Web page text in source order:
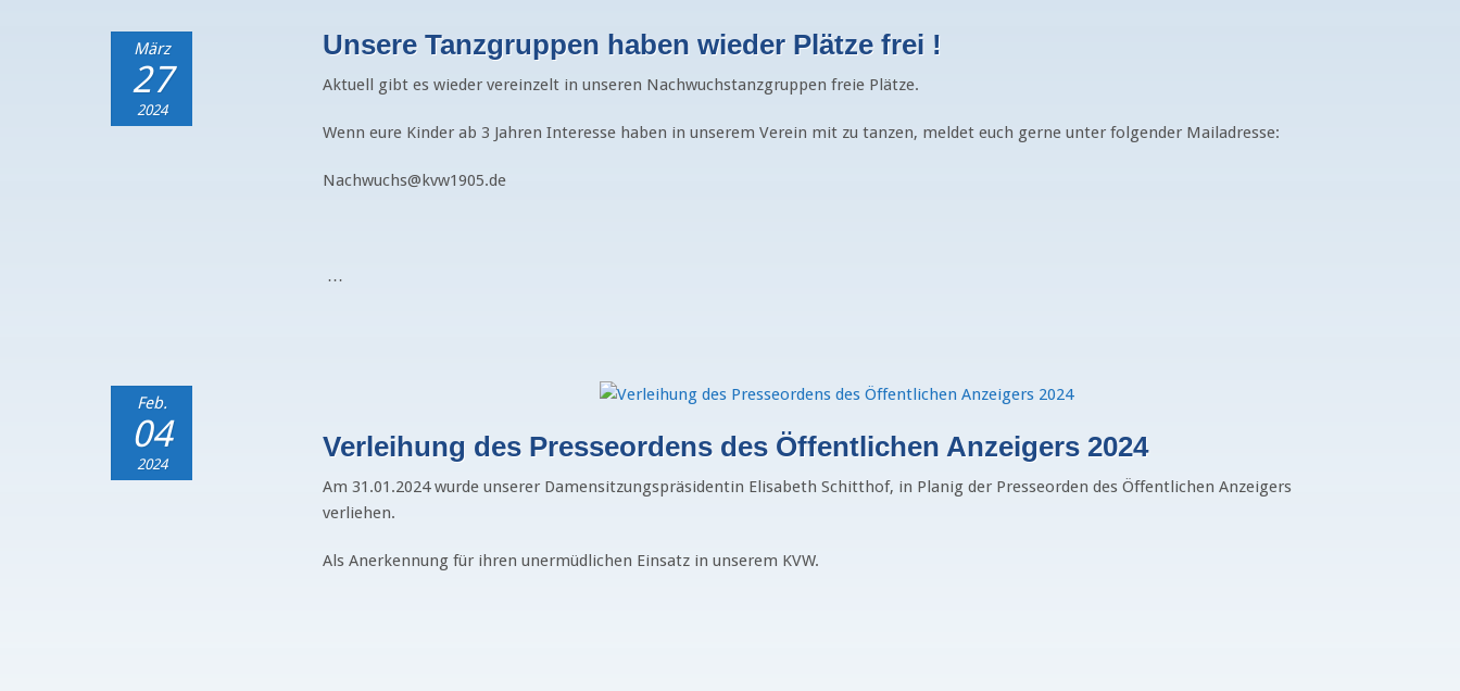
März
27
2024
Unsere Tanzgruppen haben wieder Plätze frei !
Aktuell gibt es wieder vereinzelt in unseren Nachwuchstanzgruppen freie Plätze.
Wenn eure Kinder ab 3 Jahren Interesse haben in unserem Verein mit zu tanzen, meldet euch gerne unter folgender Mailadresse:
Nachwuchs@kvw1905.de
…
Feb.
04
2024
Verleihung des Presseordens des Öffentlichen Anzeigers 2024
Am 31.01.2024 wurde unserer Damensitzungspräsidentin Elisabeth Schitthof, in Planig der Presseorden des Öffentlichen Anzeigers
verliehen.
Als Anerkennung für ihren unermüdlichen Einsatz in unserem KVW.